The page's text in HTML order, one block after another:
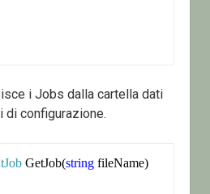
i Jobs dalla cartella dati
di configurazione.
GetJob(string fileName)